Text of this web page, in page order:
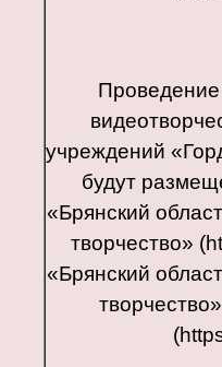
учреждений
будут
«Брянский
творчество»
«Брянский